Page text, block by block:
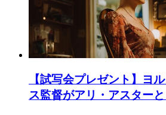
【試写会プレゼント】ヨ
ス監督がアリ・アスター